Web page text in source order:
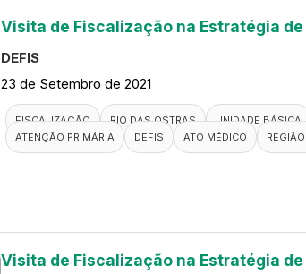
Visita de Fiscalização na Estratégia
DEFIS
23 de Setembro de 2021
FISCALIZAÇÃO RIO DAS OSTRAS UNIDADE BÁSICA
ATENÇÃO PRIMÁRIA
DEFIS ATO MÉDICO
Visita de Fiscalização na Estratégia